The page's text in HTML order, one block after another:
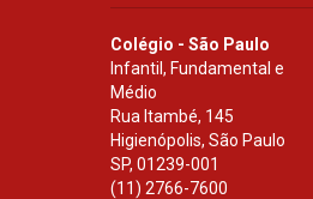
Colégio - São Paulo
Infantil, Fundamental e
Médio
Rua Itambé, 145
Higienópolis, São Paulo
SP, 01239-001
(11) 2766-7600